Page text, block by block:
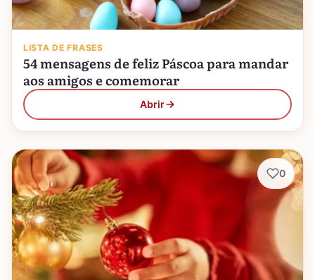
LISTA DE FRASES
54 mensagens de feliz Páscoa para mandar
aos amigos e comemorar
Abrir
0